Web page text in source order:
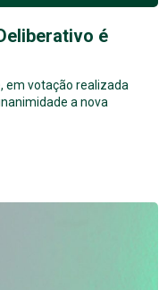
é
em votação realizada
a nova